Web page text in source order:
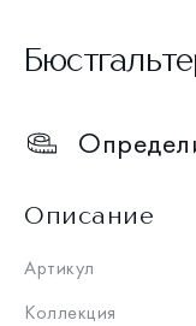
Описание
Артикул
Коллекция